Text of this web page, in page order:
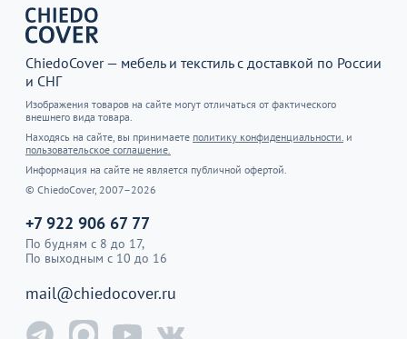
ChiedoCover — мебель и текстиль с доставкой по России
и СНГ
Изображения товаров на сайте могут отличаться от фактического
внешнего вида товара.
Находясь на сайте, вы принимаете политику конфиденциальности. и
пользовательское соглашение.
Информация на сайте не является публичной офертой.
© ChiedoCover, 2007–2026
+7 922 906 67 77
По будням с 8 до 17,
По выходным с 10 до 16
mail@chiedocover.ru